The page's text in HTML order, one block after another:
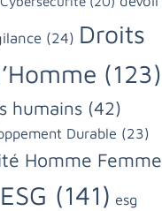
(24) Droits
(123)
humains (42)
Durable (23)
Homme Femme
ESG (141) esg